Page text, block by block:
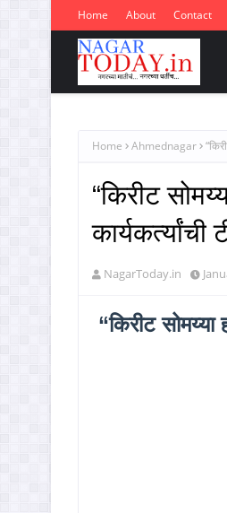
Home About Contact
Home Ahmednagar
“किरीट
कार्यकर्त्यांची
NagarToday.in
“किरीट सोमय्या